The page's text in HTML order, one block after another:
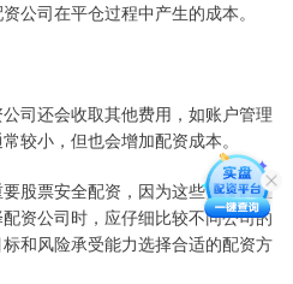
公司在平仓过程中产生的成本。
司还会收取其他费用，如账户管理
较小，但也会增加配资成本。
股票安全配资，因为这些费用会直
资公司时，应仔细比较不同公司的
和风险承受能力选择合适的配资方